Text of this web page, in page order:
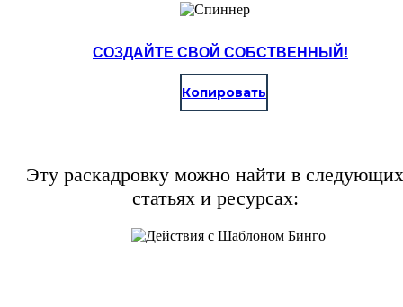
СОЗДАЙТЕ СВОЙ СОБСТВЕННЫЙ!
Копировать
Эту раскадровку можно найти в следующих
статьях и ресурсах: